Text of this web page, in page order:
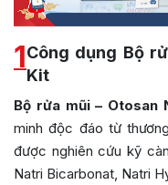
1Công dụng Bộ
Kit
Bộ rửa mũi – Otosan
minh độc đáo từ
được nghiên cứu kỹ
Natri Bicarbonat, Natri